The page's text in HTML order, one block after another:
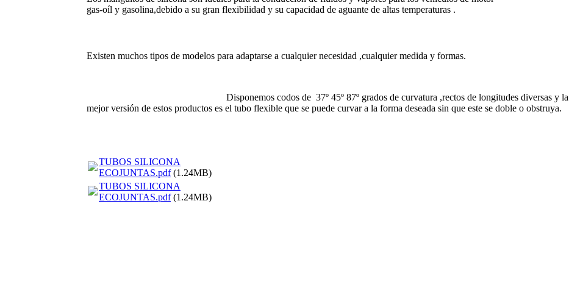
gas-oíl y gasolina,debido a su gran flexibilidad y su capacidad de aguante de altas temperaturas .
Existen muchos tipos de modelos para adaptarse a cualquier necesidad ,cualquier medida y formas.
Disponemos codos de 37º 45º 87º grados de curvatura ,rectos de longitudes diversas y la
mejor versión de estos productos es el tubo flexible que se puede curvar a la forma deseada sin que este se doble o obstruya.
TUBOS SILICONA
ECOJUNTAS.pdf(1.24MB)
TUBOS SILICONA
ECOJUNTAS.pdf(1.24MB)